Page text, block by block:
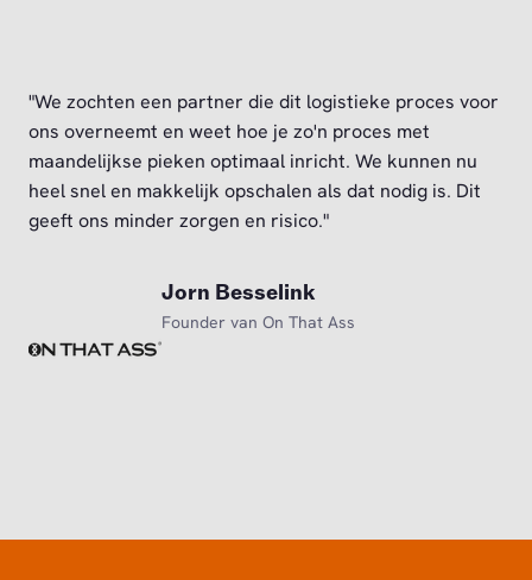
"We zochten een partner die dit logistieke proces voor
ons overneemt en weet hoe je zo'n proces met
maandelijkse pieken optimaal inricht. We kunnen nu
heel snel en makkelijk opschalen als dat nodig is. Dit
geeft ons minder zorgen en risico."
Jorn Besselink
Founder van On That Ass